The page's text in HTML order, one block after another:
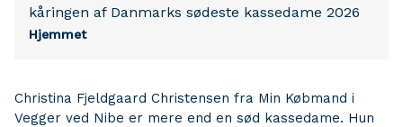
kåringen af Danmarks sødeste kassedame 2026
Hjemmet
Christina Fjeldgaard Christensen fra Min Købmand i
Vegger ved Nibe er mere end en sød kassedame. Hun